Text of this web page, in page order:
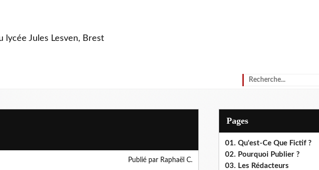
lycée Jules Lesven, Brest
Publié par Raphaël C.
Pages
01. Qu'est-Ce Que Fictif ?
02. Pourquoi Publier ?
03. Les Rédacteurs